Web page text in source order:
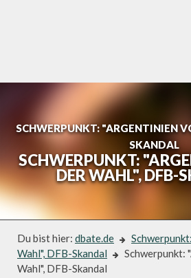
SCHWERPUNKT: "ARGENTINIEN
SKANDAL
SCHWERPUNKT:
DER WAHL", DFB-
Du bist hier: dbate.de
Wahl", DFB-Skandal
Schwerpunkt:
Wahl", DFB-Skandal